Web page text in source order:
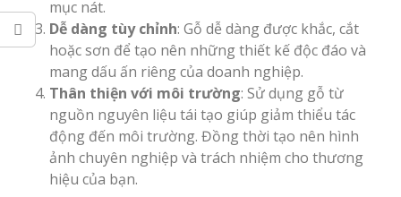
mục nát.
Dễ dàng tùy chỉnh: Gỗ dễ dàng được khắc, cắt
hoặc sơn để tạo nên những thiết kế độc đáo và
mang dấu ấn riêng của doanh nghiệp.
Thân thiện với môi trường: Sử dụng gỗ từ
nguồn nguyên liệu tái tạo giúp giảm thiểu tác
động đến môi trường. Đồng thời tạo nên hình
ảnh chuyên nghiệp và trách nhiệm cho thương
hiệu của bạn.
Làm Hộp
Cáo Tại Vinh Giá Rẻ
Biển Led
Ma Trận
Thi Công
Nghiệp